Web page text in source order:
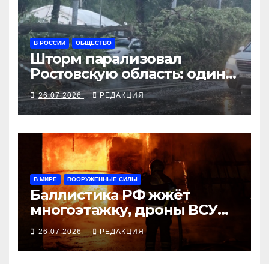
В РОССИИ ОБЩЕСТВО
Шторм парализовал
Ростовскую область: один
погиб, десятки ранены
26.07.2026 РЕДАКЦИЯ
В МИРЕ ВООРУЖЁННЫЕ СИЛЫ
Баллистика РФ жжёт
многоэтажку, дроны ВСУ
бьют по военной
логистике, заморозку
Путин отвергает
26.07.2026 РЕДАКЦИЯ